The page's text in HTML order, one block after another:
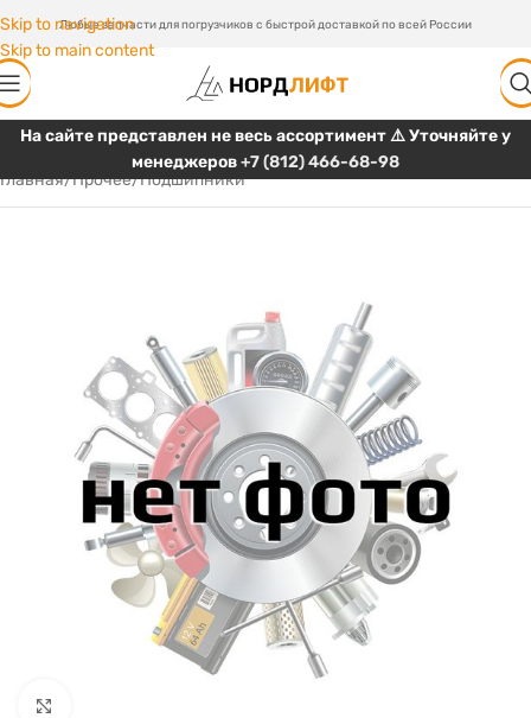
Skip to navigation
Skip to main content
Любые запчасти для погрузчиков с быстрой доставкой по всей России
На сайте представлен не весь ассортимент ⚠️ Уточняйте у
менеджеров+7 (812) 466-68-98
Главная/Прочее/Подшипники